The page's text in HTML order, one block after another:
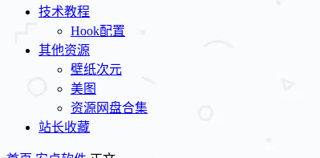
技术教程
Hook配置
其他资源
壁纸次元
美图
资源网盘合集
站长收藏